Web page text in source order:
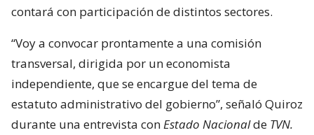
contará con participación de distintos sectores.
“Voy a convocar prontamente a una comisión
transversal, dirigida por un economista
independiente, que se encargue del tema de
estatuto administrativo del gobierno”, señaló Quiroz
durante una entrevista con Estado Nacionalde TVN.